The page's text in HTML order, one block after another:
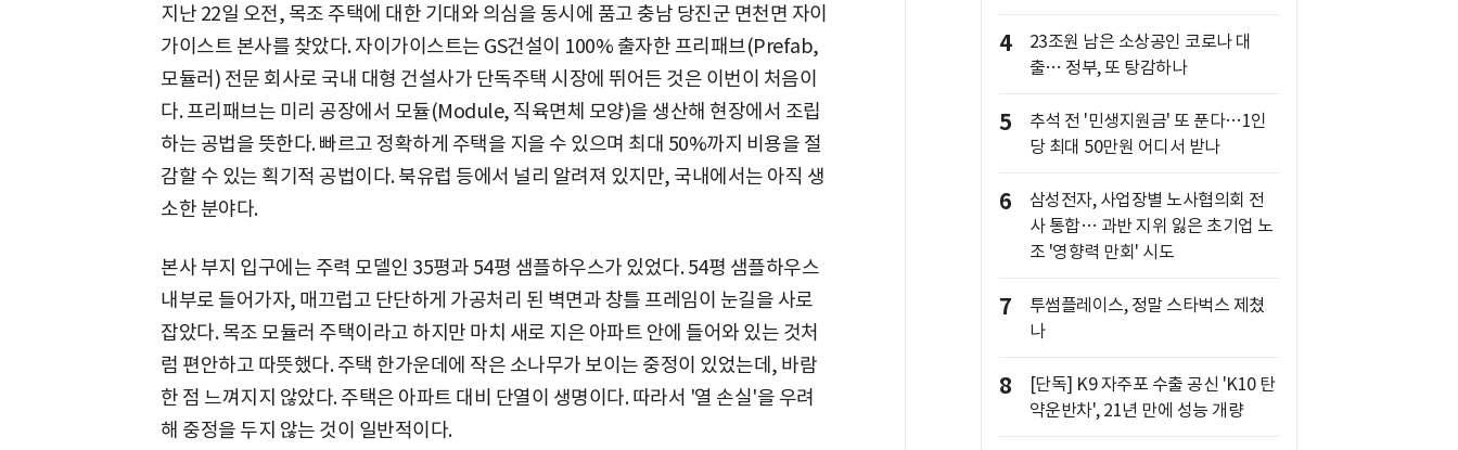
지난 22일 오전, 목조 주택에 대한 기대와 의심을 동시에 품고 충남 당진군 면천면 자이
가이스트 본사를 찾았다. 자이가이스트는 GS건설이 100% 출자한 프리패브(Prefab,
모듈러) 전문 회사로 국내 대형 건설사가 단독주택 시장에 뛰어든 것은 이번이 처음이
다. 프리패브는 미리 공장에서 모듈(Module, 직육면체 모양)을 생산해 현장에서 조립
하는 공법을 뜻한다. 빠르고 정확하게 주택을 지을 수 있으며 최대 50%까지 비용을 절
감할 수 있는 획기적 공법이다. 북유럽 등에서 널리 알려져 있지만, 국내에서는 아직 생
소한 분야다.
본사 부지 입구에는 주력 모델인 35평과 54평 샘플하우스가 있었다. 54평 샘플하우스
내부로 들어가자, 매끄럽고 단단하게 가공처리 된 벽면과 창틀 프레임이 눈길을 사로
잡았다. 목조 모듈러 주택이라고 하지만 마치 새로 지은 아파트 안에 들어와 있는 것처
럼 편안하고 따뜻했다. 주택 한가운데에 작은 소나무가 보이는 중정이 있었는데, 바람
한 점 느껴지지 않았다. 주택은 아파트 대비 단열이 생명이다. 따라서 '열 손실'을 우려
해 중정을 두지 않는 것이 일반적이다.
4
23조원 남은 소상공인 코로나 대
출… 정부, 또 탕감하나
5
추석 전 '민생지원금' 또 푼다…1인
당 최대 50만원 어디서 받나
6
삼성전자, 사업장별 노사협의회 전
사 통합… 과반 지위 잃은 초기업 노
조 '영향력 만회' 시도
7
투썸플레이스, 정말 스타벅스 제쳤
나
8
[단독] K9 자주포 수출 공신 'K10 탄
약운반차', 21년 만에 성능 개량